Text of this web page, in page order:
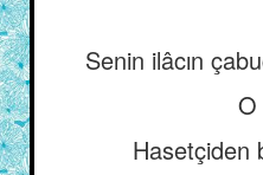
Senin ilâcın
O
Hasetçiden